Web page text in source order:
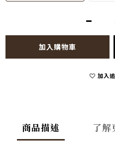
加入購物車
加入
商品描述 了解